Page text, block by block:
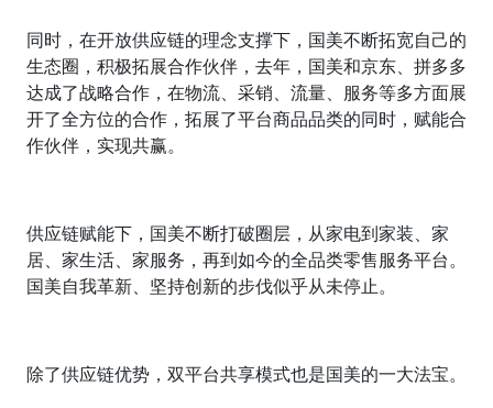
同时，在开放供应链的理念支撑下，国美不断拓宽自己的
生态圈，积极拓展合作伙伴，去年，国美和京东、拼多多
达成了战略合作，在物流、采销、流量、服务等多方面展
开了全方位的合作，拓展了平台商品品类的同时，赋能合
作伙伴，实现共赢。
供应链赋能下，国美不断打破圈层，从家电到家装、家
居、家生活、家服务，再到如今的全品类零售服务平台。
国美自我革新、坚持创新的步伐似乎从未停止。
除了供应链优势，双平台共享模式也是国美的一大法宝。